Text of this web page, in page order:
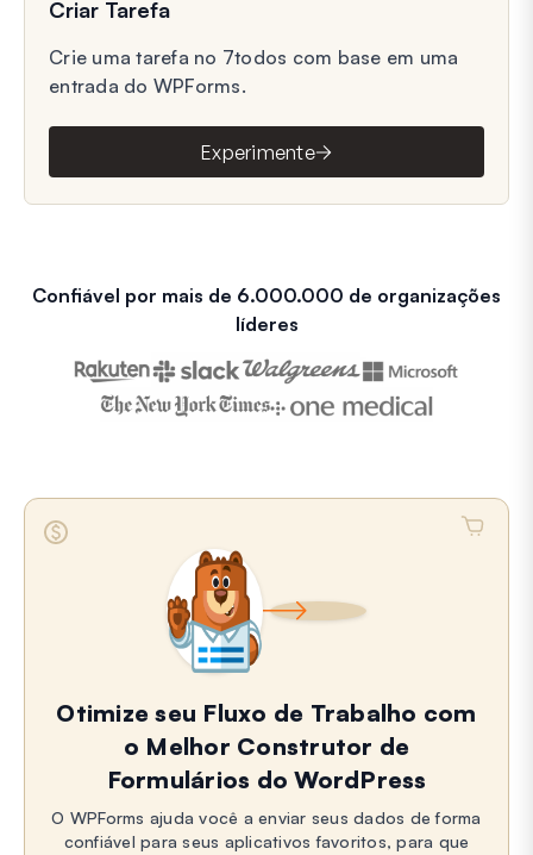
Criar Tarefa
Crie uma tarefa no 7todos com base em uma
entrada do WPForms.
Experimente
Confiável por mais de 6.000.000 de organizações
líderes
Otimize seu Fluxo de Trabalho com
o Melhor Construtor de
Formulários do WordPress
O WPForms ajuda você a enviar seus dados de forma
confiável para seus aplicativos favoritos, para que